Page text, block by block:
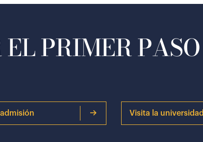
PRIMER PASO
Visita la universidad